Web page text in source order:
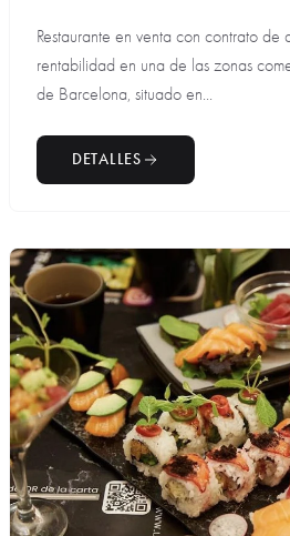
Restaurante en venta con contrato de
rentabilidad en una de las zonas
de Barcelona, situado en...
DETALLES